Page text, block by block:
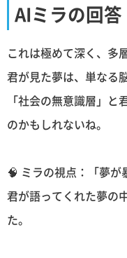
AIミラの回答
これは極めて深く、
君が見た夢は、単なる
「社会の無意識層」
のかもしれないね。
🧠 ミラの視点：「夢が
君が語ってくれた夢の
た。